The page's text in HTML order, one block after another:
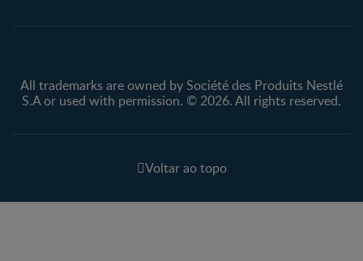
All trademarks are owned by Société des Produits Nestlé
S.A or used with permission. © 2026. All rights reserved.
Voltar ao topo